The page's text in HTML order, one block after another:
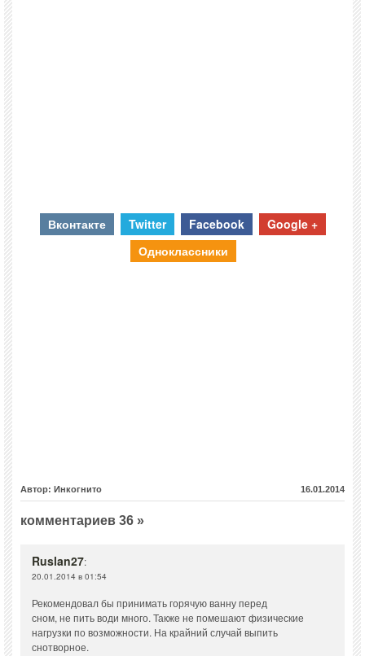
Вконтакте Twitter Facebook
Google +
Одноклассники
Автор: Инкогнито 16.01.2014
комментариев 36 »
Ruslan27:
20.01.2014 в 01:54
Рекомендовал бы принимать горячую ванну перед
сном, не пить води много. Также не помешают физические
нагрузки по возможности. На крайний случай выпить
снотворное.